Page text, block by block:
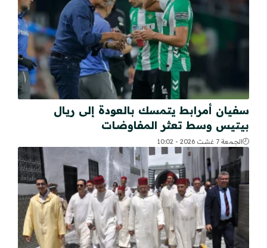
سفيان أمرابط يتمسك بالعودة إلى ريال
بيتيس وسط تعثر المفاوضات
الجمعة 7 غشت 2026 - 10:02